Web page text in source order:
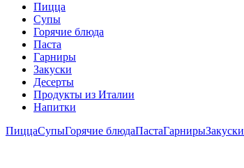
Пицца
Супы
Горячие блюда
Паста
Гарниры
Закуски
Десерты
Продукты из Италии
Напитки
ПиццаСупыГорячие блюдаПастаГарнирыЗакуски